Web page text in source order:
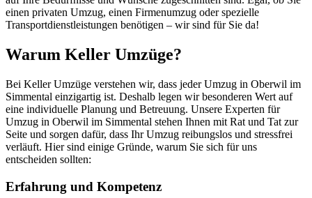
einen privaten Umzug, einen Firmenumzug oder spezielle
Transportdienstleistungen benötigen – wir sind für Sie da!
Warum Keller Umzüge?
Bei Keller Umzüge verstehen wir, dass jeder Umzug in Oberwil im
Simmental einzigartig ist. Deshalb legen wir besonderen Wert auf
eine individuelle Planung und Betreuung. Unsere Experten für
Umzug in Oberwil im Simmental stehen Ihnen mit Rat und Tat zur
Seite und sorgen dafür, dass Ihr Umzug reibungslos und stressfrei
verläuft. Hier sind einige Gründe, warum Sie sich für uns
entscheiden sollten:
Erfahrung und Kompetenz